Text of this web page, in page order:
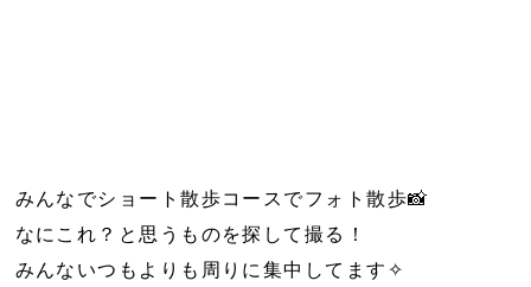
みんなでショート散歩コースでフォト散歩📸
なにこれ？と思うものを探して撮る！
みんないつもよりも周りに集中してます✧